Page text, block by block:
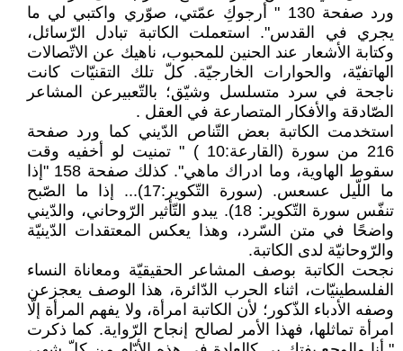
ورد صفحة 130 " أرجوكِ عمّتي، صوّري واكتبي لي ما
يجري في القدس". استعملت الكاتبة تبادل الرّسائل،
وكتابة الأشعار عند الحنين للمحبوب، ناهيك عن الاتّصالات
الهاتفيّة، والحوارات الخارجيّة. كلّ تلك التقنيّات كانت
ناجحة في سرد متسلسل وشيّق؛ بالتّعبيرعن المشاعر
الصّادقة والأفكار المتصارعة في العقل .
استخدمت الكاتبة بعض التّناص الدّيني كما ورد صفحة
216 من سورة (القارعة:10 ) " تمنيت لو أخفيه وقت
سقوط الهاوية، وما ادراك ماهي". كذلك صفحة 158 "إذا
ما اللّيل عسعس. (سورة التّكوير:17)... إذا ما الصّبح
تنفّس سورة التّكوير: 18). يبدو التّأثير الرّوحاني، والدّيني
واضحًا في متن السّرد، وهذا يعكس المعتقدات الدّينيّة
والرّوحانيّة لدى الكاتبة.
نجحت الكاتبة بوصف المشاعر الحقيقيّة ومعاناة النساء
الفلسطينيّات، اثناء الحرب الدّائرة، هذا الوصف يعجزعن
وصفه الأدباء الذّكور؛ لأن الكاتبة امرأة، ولا يفهم المرأة إلّا
امرأة تماثلها، فهذا الأمر لصالح إنجاح الرّواية. كما ذكرت